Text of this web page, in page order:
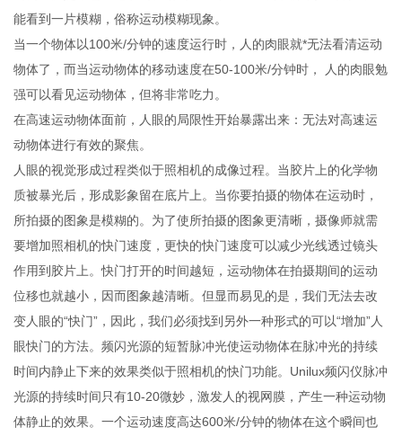
能看到一片模糊，俗称运动模糊现象。
当一个物体以100米/分钟的速度运行时，人的肉眼就*无法看清运动
物体了，而当运动物体的移动速度在50-100米/分钟时， 人的肉眼勉
强可以看见运动物体，但将非常吃力。
在高速运动物体面前，人眼的局限性开始暴露出来：无法对高速运
动物体进行有效的聚焦。
人眼的视觉形成过程类似于照相机的成像过程。当胶片上的化学物
质被暴光后，形成影象留在底片上。当你要拍摄的物体在运动时，
所拍摄的图象是模糊的。为了使所拍摄的图象更清晰，摄像师就需
要增加照相机的快门速度，更快的快门速度可以减少光线透过镜头
作用到胶片上。快门打开的时间越短，运动物体在拍摄期间的运动
位移也就越小，因而图象越清晰。但显而易见的是，我们无法去改
变人眼的“快门”，因此，我们必须找到另外一种形式的可以“增加”人
眼快门的方法。频闪光源的短暂脉冲光使运动物体在脉冲光的持续
时间内静止下来的效果类似于照相机的快门功能。Unilux频闪仪脉冲
光源的持续时间只有10-20微妙，激发人的视网膜，产生一种运动物
体静止的效果。一个运动速度高达600米/分钟的物体在这个瞬间也